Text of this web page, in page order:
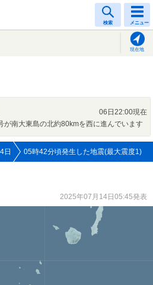
検索 メニュー
現在地
06日22:00現在
が南大東島の北約80kmを西に進んでいます
日 05時42分頃発生した地震(最大震度1)
2025年07月14日05:45発表